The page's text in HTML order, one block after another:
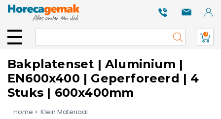
0
Bakplatenset | Aluminium |
EN600x400 | Geperforeerd | 4
Stuks | 600x400mm
Home
Klein Materiaal